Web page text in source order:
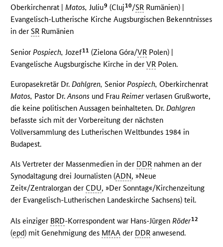
Oberkirchenrat |Matos, Juliu9 (Cluj10/SR Rumänien) |
Evangelisch-Lutherische Kirche Augsburgischen Bekenntnisses
in derSR Rumänien
SeniorPospiech, Jozef11 (Zielona Góra/VR Polen) |
Evangelische Augsburgische Kirche in derVR Polen.
Europasekretär Dr.Dahlgren, SeniorPospiech, Oberkirchenrat
Matos, Pastor Dr.Ansons und FrauReimerverlasen Grußworte,
die keine politischen Aussagen beinhalteten. Dr.Dahlgren
befasste sich mit der Vorbereitung der nächsten
Vollversammlung des Lutherischen Weltbundes 1984 in
Budapest.
Als Vertreter der Massenmedien in der DDR nahmen an der
Synodaltagung drei Journalisten (ADN, »Neue
Zeit«/Zentralorgan der CDU, »Der Sonntag«/Kirchenzeitung
der Evangelisch-Lutherischen Landeskirche Sachsens) teil.
Als einziger BRD-Korrespondent war Hans-JürgenRöder12
(epd) mit Genehmigung des MfAA der DDR anwesend.